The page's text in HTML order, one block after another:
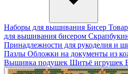
Наборы для вышивания Бисер
для вышивания бисером
Принадлежности для рукоделия и
Пазлы Обложки на документы из
Вышивка подушек Шитьё игрушек